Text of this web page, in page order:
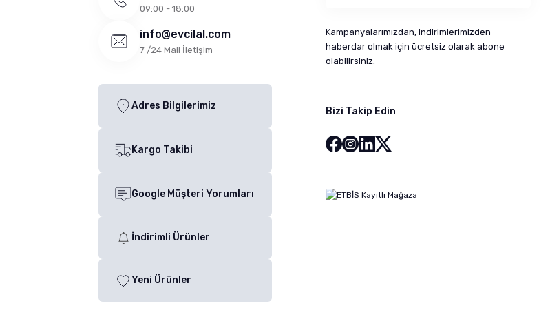
09:00 - 18:00
info@evcilal.com
7 /24 Mail İletişim
Adres Bilgilerimiz
Kargo Takibi
Google Müşteri Yorumları
İndirimli Ürünler
Yeni Ürünler
Kampanyalarımızdan, indirimlerimizden
haberdar olmak için ücretsiz olarak abone
olabilirsiniz.
Bizi Takip Edin